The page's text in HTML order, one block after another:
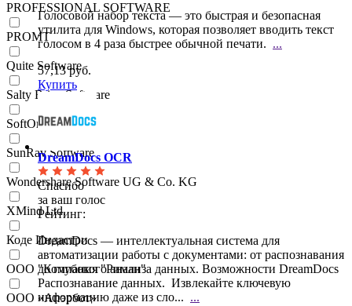
PROFESSIONAL SOFTWARE
PROMT
Quite Software
Salty Brine Software
SoftOrbits
SunRav Software
Wondershare Software UG & Co. KG
XMind Ltd.
Коде Индастри
ООО "Компания "Риман"
ООО «Апэрбот»
Голосовой набор текста — это быстрая и безопасная
утилита для Windows, которая позволяет вводить текст
голосом в 4 раза быстрее обычной печати. ...
57,13 руб.
Купить
DreamDocs OCR
Спасибо
за ваш голос
Рейтинг:
DreamDocs — интеллектуальная система для
автоматизации работы с документами: от распознавания
доглубокого анализа данных. Возможности DreamDocs
Распознавание данных. Извлекайте ключевую
информацию даже из сло... ...